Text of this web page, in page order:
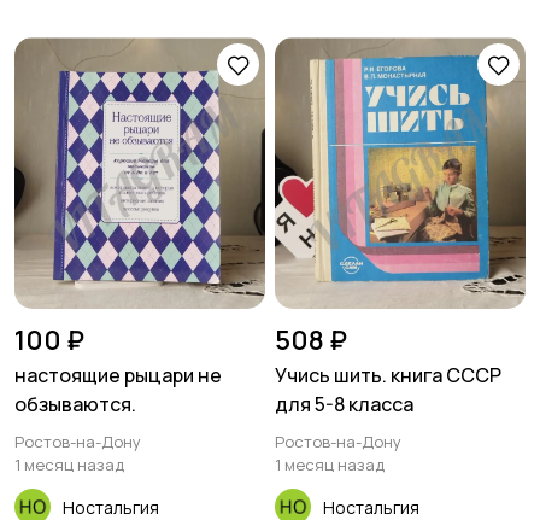
100 ₽
настоящие рыцари не
обзываются.
Ростов-на-Дону
1 месяц назад
Ностальгия
508 ₽
Учись шить. книга СССР
для 5-8 класса
Ростов-на-Дону
1 месяц назад
Ностальгия